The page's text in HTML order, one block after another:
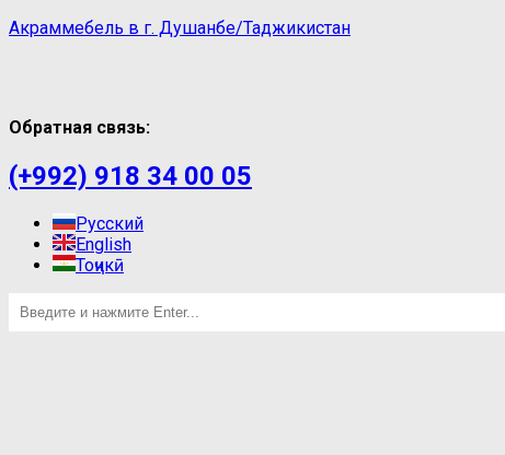
Акраммебель в г. Душанбе/Таджикистан
Обратная связь:
(+992) 918 34 00 05
Русский
English
Тоҷикӣ